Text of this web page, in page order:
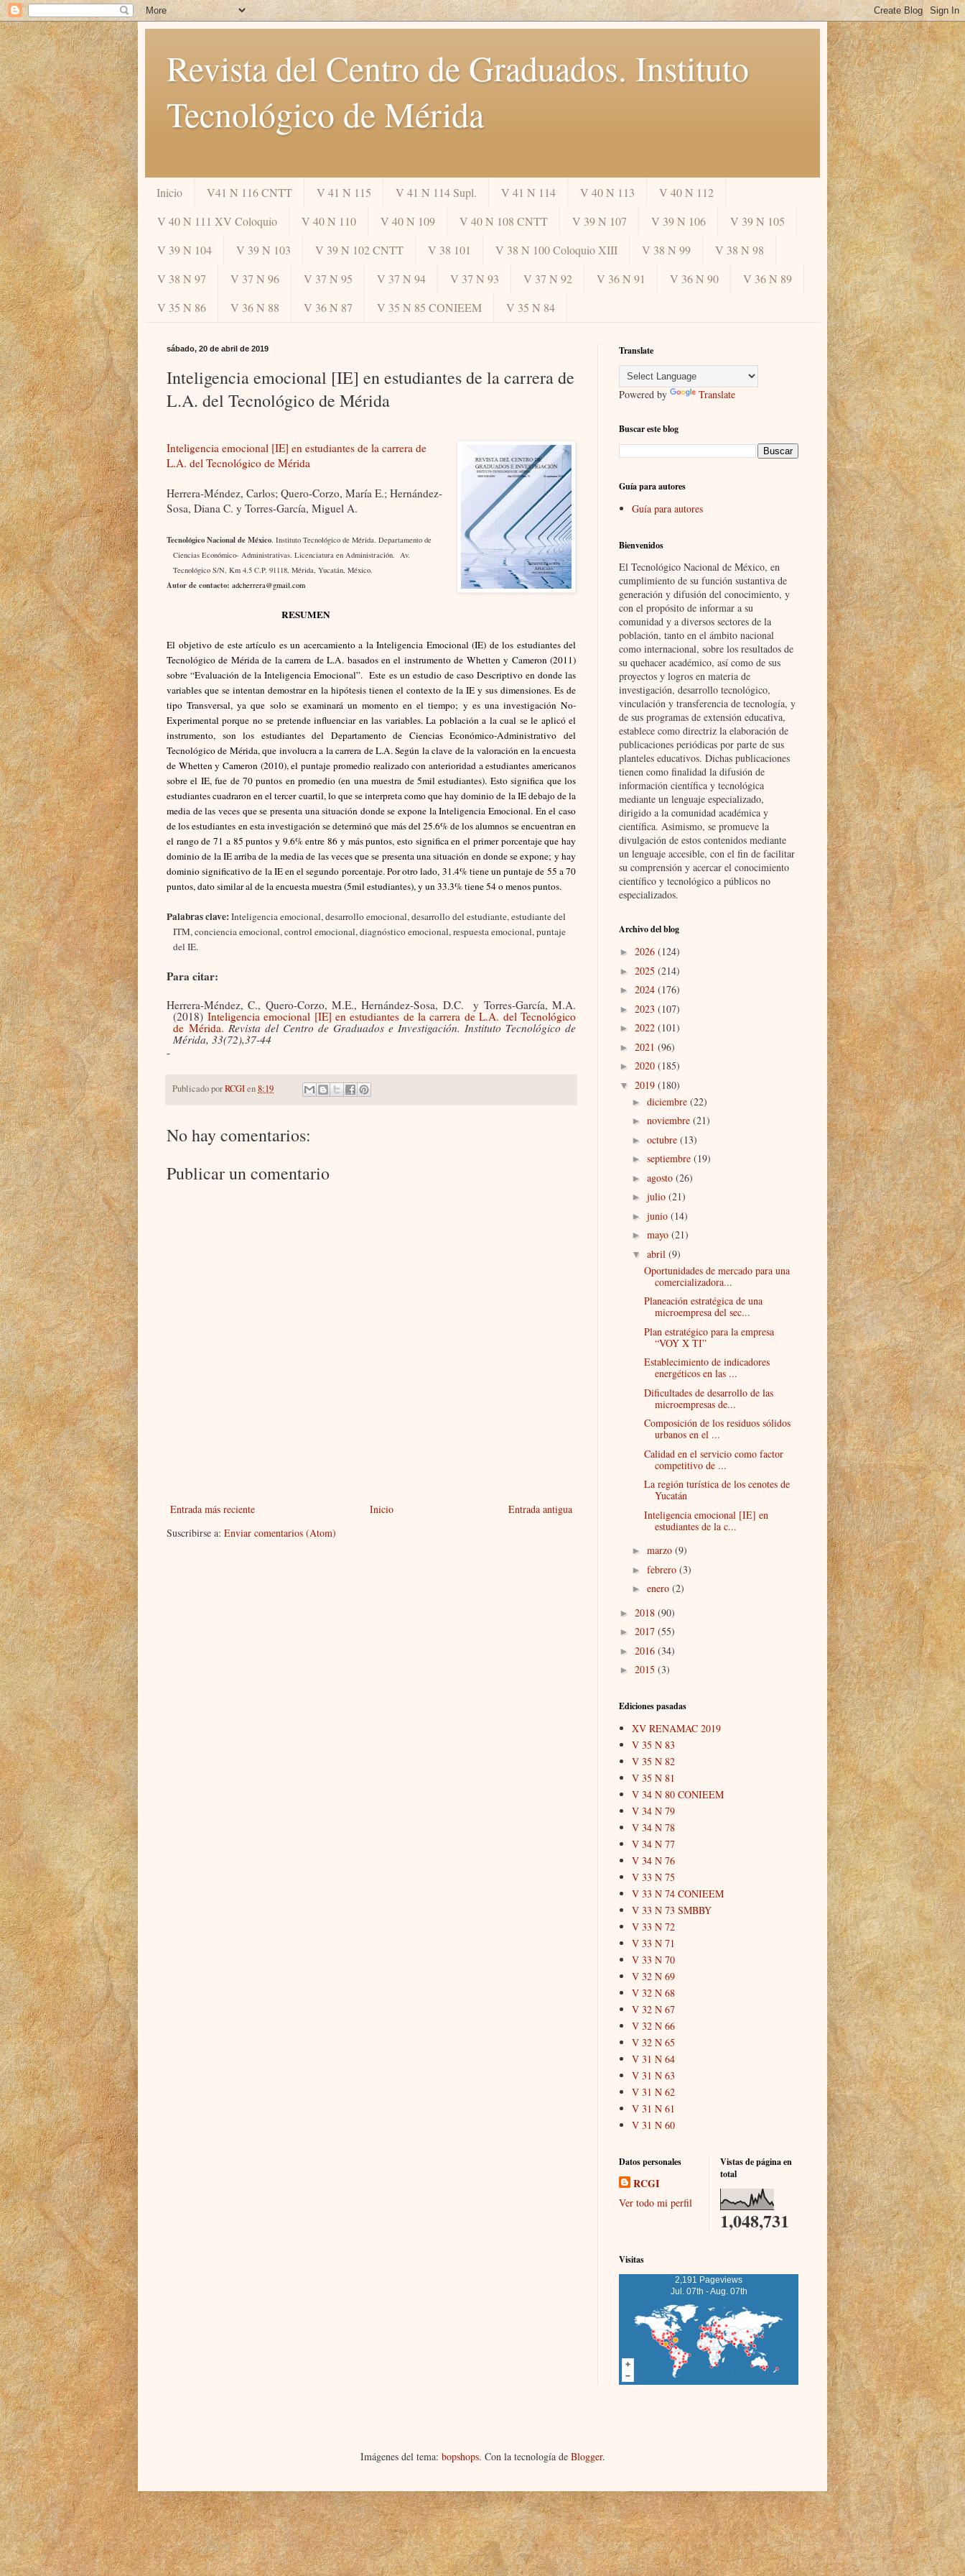
Revista del Centro de Graduados. Instituto
Tecnológico de Mérida
Inicio V41 N 116 CNTT V 41 N 115 V 41 N 114 Supl. V 41 N 114 V 40 N 113
V 40 N 112
V 40 N 111 XV Coloquio
V 40 N 110 V 40 N 109 V 40 N 108 CNTT V 39 N 107 V 39 N 106
V 39 N 105
V 39 N 104
V 39 N 103 V 39 N 102 CNTT V 38 101 V 38 N 100 Coloquio XIII V 38 N 99
V 38 N 98
V 38 N 97
V 37 N 96 V 37 N 95 V 37 N 94 V 37 N 93 V 37 N 92 V 36 N 91 V 36 N 90
V 36 N 89
V 35 N 86
V 36 N 88 V 36 N 87 V 35 N 85 CONIEEM V 35 N 84
sábado, 20 de abril de 2019
Inteligencia emocional [IE] en estudiantes de la carrera de
L.A. del Tecnológico de Mérida
Inteligencia emocional [IE] en estudiantes de la carrera de
L.A. del Tecnológico de Mérida
Herrera-Méndez, Carlos; Quero-Corzo, María E.; Hernández-
Sosa, Diana C. y Torres-García, Miguel A.
Tecnológico Nacional de México. Instituto Tecnológico de Mérida. Departamento de
Ciencias Económico- Administrativas. Licenciatura en Administración.
Av.
Tecnológico S/N, Km 4.5 C.P. 91118, Mérida, Yucatán, México.
Autor de contacto: adcherrera@gmail.com
RESUMEN
El objetivo de este artículo es un acercamiento a la Inteligencia Emocional (IE) de los estudiantes del
Tecnológico de Mérida de la carrera de L.A. basados en el instrumento de Whetten y Cameron (2011)
sobre “Evaluación de la Inteligencia Emocional”. Este es un estudio de caso Descriptivo en donde las
variables que se intentan demostrar en la hipótesis tienen el contexto de la IE y sus dimensiones. Es de
tipo Transversal, ya que solo se examinará un momento en el tiempo; y es una investigación No-
Experimental porque no se pretende influenciar en las variables. La población a la cual se le aplicó el
instrumento, son los estudiantes del Departamento de Ciencias Económico-Administrativo del
Tecnológico de Mérida, que involucra a la carrera de L.A. Según la clave de la valoración en la encuesta
de Whetten y Cameron (2010), el puntaje promedio realizado con anterioridad a estudiantes americanos
sobre el IE, fue de 70 puntos en promedio (en una muestra de 5mil estudiantes). Esto significa que los
estudiantes cuadraron en el tercer cuartil, lo que se interpreta como que hay dominio de la IE debajo de la
media de las veces que se presenta una situación donde se expone la Inteligencia Emocional. En el caso
de los estudiantes en esta investigación se determinó que más del 25.6% de los alumnos se encuentran en
el rango de 71 a 85 puntos y 9.6% entre 86 y más puntos, esto significa en el primer porcentaje que hay
dominio de la IE arriba de la media de las veces que se presenta una situación en donde se expone; y hay
dominio significativo de la IE en el segundo porcentaje. Por otro lado, 31.4% tiene un puntaje de 55 a 70
puntos, dato similar al de la encuesta muestra (5mil estudiantes), y un 33.3% tiene 54 o menos puntos.
Palabras clave:Inteligencia emocional, desarrollo emocional, desarrollo del estudiante, estudiante del
ITM, conciencia emocional, control emocional, diagnóstico emocional, respuesta emocional, puntaje
del IE.
Para citar:
Herrera-Méndez, C., Quero-Corzo, M.E., Hernández-Sosa, D.C.
y Torres-García, M.A.
(2018) Inteligencia emocional [IE] en estudiantes de la carrera de L.A. del Tecnológico
de Mérida. Revista del Centro de Graduados e Investigación. Instituto Tecnológico de
Mérida, 33(72),37-44
-
Publicado porRCGIen8:19
No hay comentarios:
Publicar un comentario
Entrada más reciente Entrada antigua
Inicio
Suscribirse a: Enviar comentarios (Atom)
Translate
Powered by Translate
Buscar este blog
Guía para autores
Guía para autores
Bienvenidos
El Tecnológico Nacional de México, en
cumplimiento de su función sustantiva de
generación y difusión del conocimiento, y
con el propósito de informar a su
comunidad y a diversos sectores de la
población, tanto en el ámbito nacional
como internacional, sobre los resultados de
su quehacer académico, así como de sus
proyectos y logros en materia de
investigación, desarrollo tecnológico,
vinculación y transferencia de tecnología, y
de sus programas de extensión educativa,
establece como directriz la elaboración de
publicaciones periódicas por parte de sus
planteles educativos. Dichas publicaciones
tienen como finalidad la difusión de
información científica y tecnológica
mediante un lenguaje especializado,
dirigido a la comunidad académica y
científica. Asimismo, se promueve la
divulgación de estos contenidos mediante
un lenguaje accesible, con el fin de facilitar
su comprensión y acercar el conocimiento
científico y tecnológico a públicos no
especializados.
Archivo del blog
► 2026 (124)
► 2025 (214)
► 2024 (176)
► 2023 (107)
► 2022 (101)
► 2021 (96)
► 2020 (185)
▼ 2019 (180)
► diciembre (22)
► noviembre (21)
► octubre (13)
► septiembre (19)
► agosto (26)
► julio (21)
► junio (14)
► mayo (21)
▼ abril (9)
Oportunidades de mercado para una
comercializadora...
Planeación estratégica de una
microempresa del sec...
Plan estratégico para la empresa
“VOY X TI”
Establecimiento de indicadores
energéticos en las ...
Dificultades de desarrollo de las
microempresas de...
Composición de los residuos sólidos
urbanos en el ...
Calidad en el servicio como factor
competitivo de ...
La región turística de los cenotes de
Yucatán
Inteligencia emocional [IE] en
estudiantes de la c...
► marzo (9)
► febrero (3)
► enero (2)
► 2018 (90)
► 2017 (55)
► 2016 (34)
► 2015 (3)
Ediciones pasadas
XV RENAMAC 2019
V 35 N 83
V 35 N 82
V 35 N 81
V 34 N 80 CONIEEM
V 34 N 79
V 34 N 78
V 34 N 77
V 34 N 76
V 33 N 75
V 33 N 74 CONIEEM
V 33 N 73 SMBBY
V 33 N 72
V 33 N 71
V 33 N 70
V 32 N 69
V 32 N 68
V 32 N 67
V 32 N 66
V 32 N 65
V 31 N 64
V 31 N 63
V 31 N 62
V 31 N 61
V 31 N 60
Datos personales
RCGI
Ver todo mi perfil
Vistas de página en
total
1,048,731
Visitas
2,191 Pageviews
Jul. 07th - Aug. 07th
Imágenes del tema: bopshops. Con la tecnología de Blogger.